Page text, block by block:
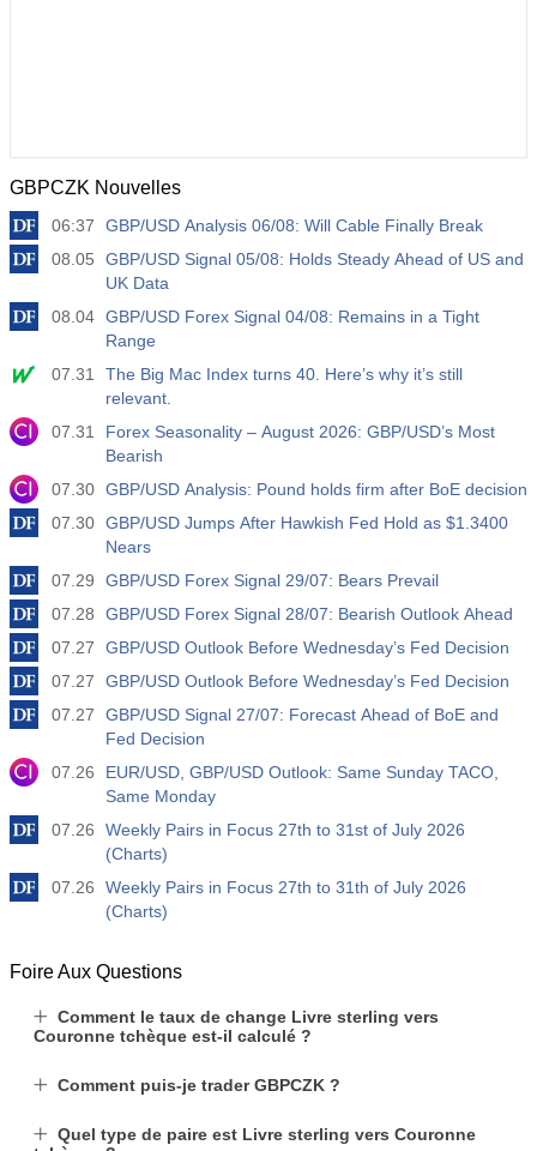
GBPCZK Nouvelles
06:37
GBP/USD Analysis 06/08: Will Cable Finally Break
08.05
GBP/USD Signal 05/08: Holds Steady Ahead of US and
UK Data
08.04 GBP/USD Forex Signal 04/08: Remains in a Tight
Range
07.31
The Big Mac Index turns 40. Here’s why it’s still
relevant.
07.31
Forex Seasonality – August 2026: GBP/USD’s Most
Bearish
07.30 GBP/USD Analysis: Pound holds firm after BoE decision
07.30 GBP/USD Jumps After Hawkish Fed Hold as $1.3400
Nears
07.29
GBP/USD Forex Signal 29/07: Bears Prevail
07.28
GBP/USD Forex Signal 28/07: Bearish Outlook Ahead
07.27
GBP/USD Outlook Before Wednesday’s Fed Decision
07.27
GBP/USD Outlook Before Wednesday’s Fed Decision
07.27
GBP/USD Signal 27/07: Forecast Ahead of BoE and
Fed Decision
07.26
EUR/USD, GBP/USD Outlook: Same Sunday TACO,
Same Monday
07.26
Weekly Pairs in Focus 27th to 31st of July 2026
(Charts)
07.26
Weekly Pairs in Focus 27th to 31th of July 2026
(Charts)
Foire Aux Questions
Comment le taux de change Livre sterling vers
Couronne tchèque est-il calculé ?
Comment puis-je trader GBPCZK ?
Quel type de paire est Livre sterling vers Couronne